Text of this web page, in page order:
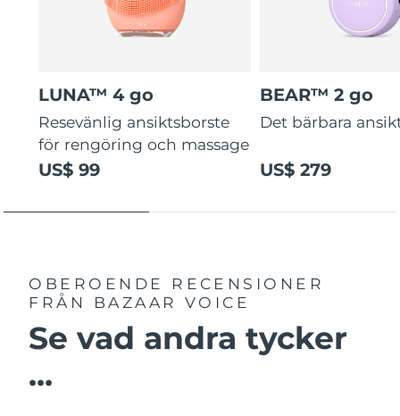
LUNA™ 4 go
Resevänlig ansiktsborste
för rengöring och massage
US$ 99
BEAR™ 2 go
Det bärbara
US$ 279
OBEROENDE RECENSIONER
FRÅN BAZAAR VOICE
Se vad andra tycker
...